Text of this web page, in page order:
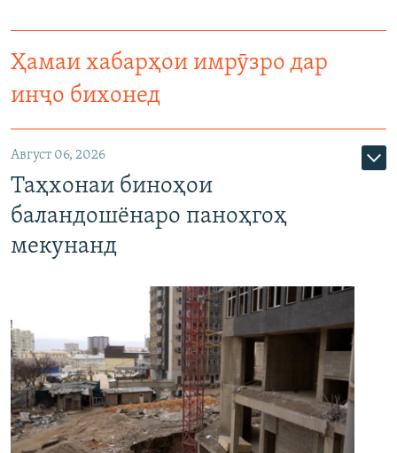
Ҳамаи хабарҳои имрӯзро дар
инҷо бихонед
Август 06, 2026
Таҳхонаи биноҳои
баландошёнаро паноҳгоҳ
мекунанд